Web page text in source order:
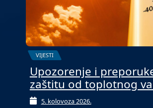
VIJESTI
Upozorenje i
zaštitu od toplotnog
5. kolovoza 2026.